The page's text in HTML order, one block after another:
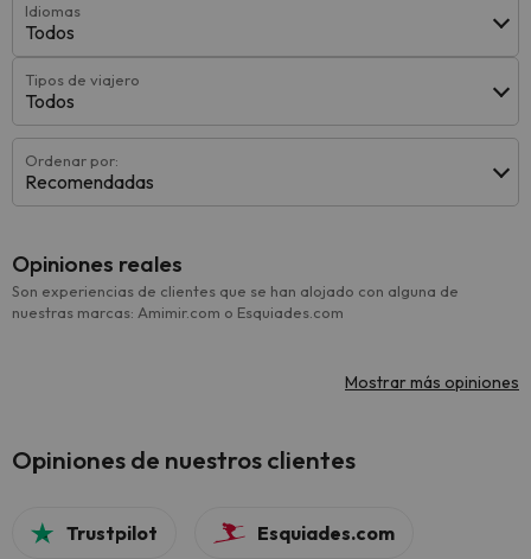
Idiomas
Todos
Tipos de viajero
Todos
Ordenar por:
Recomendadas
Opiniones reales
Son experiencias de clientes que se han alojado con alguna de
nuestras marcas: Amimir.com o Esquiades.com
Mostrar más opiniones
Opiniones de nuestros clientes
Trustpilot Esquiades.com